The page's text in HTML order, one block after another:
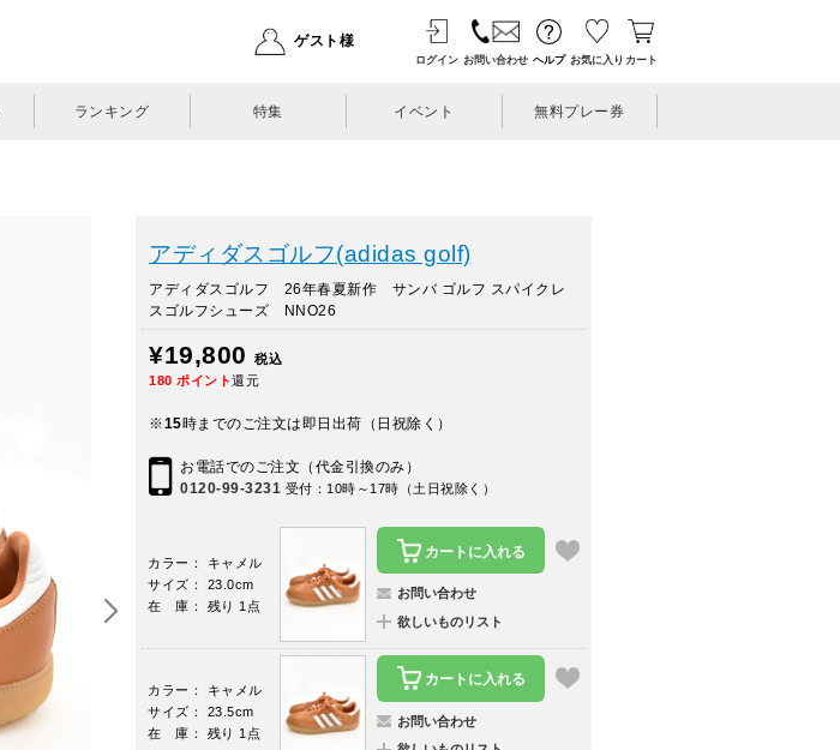
ゲスト様
ログイン お問い合わせ ヘルプ お気に入り カート
ランキング 特集 イベント 無料プレー券
アディダスゴルフ(adidas golf)
アディダスゴルフ 26年春夏新作 サンバ ゴルフ スパイクレ
スゴルフシューズ NNO26
¥19,800
税込
180 ポイント還元
※15時までのご注文は即日出荷（日祝除く）
お電話でのご注文（代金引換のみ）
0120-99-3231 受付：10時～17時（土日祝除く）
カラー： キャメル
サイズ： 23.0cm
在 庫： 残り 1点
カートに入れる
お問い合わせ
欲しいものリスト
カラー： キャメル
サイズ： 23.5cm
在 庫： 残り 1点
カートに入れる
お問い合わせ